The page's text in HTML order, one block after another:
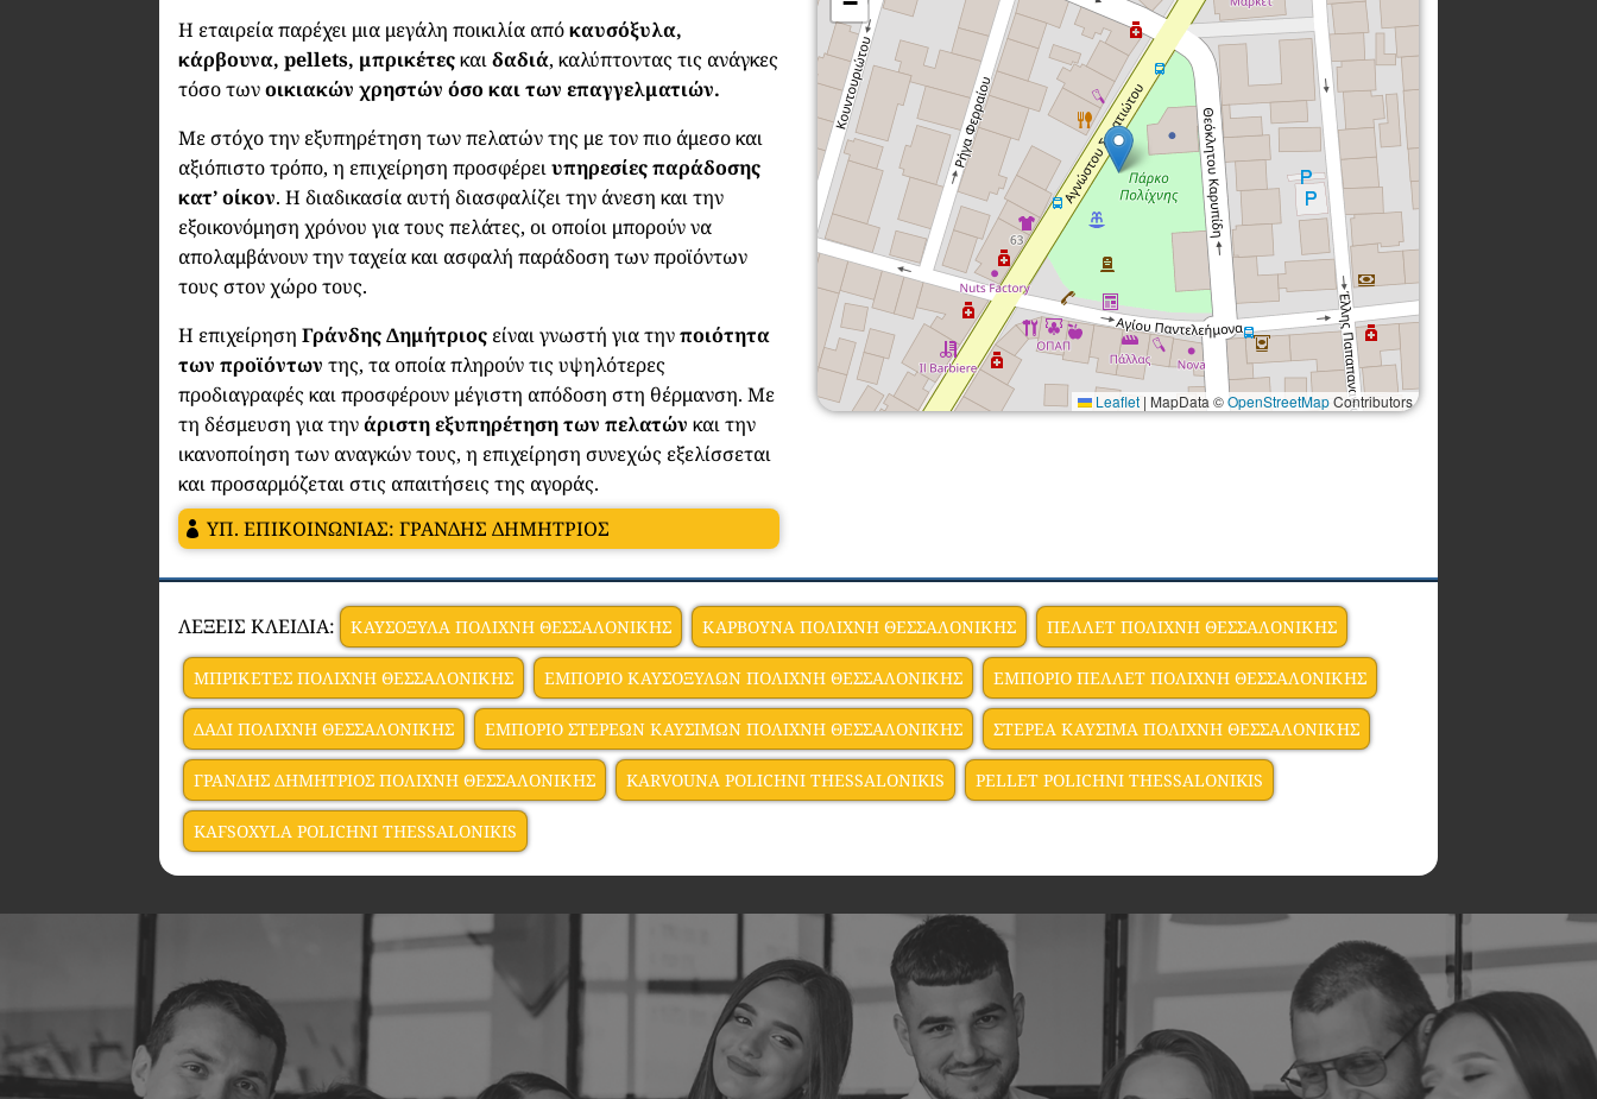
Η εταιρεία παρέχει μια μεγάλη ποικιλία απόκαυσόξυλα,
κάρβουνα, pellets, μπρικέτεςκαιδαδιά, καλύπτοντας τις ανάγκες
τόσο τωνοικιακών χρηστών όσο και των επαγγελματιών.
Με στόχο την εξυπηρέτηση των πελατών της με τον πιο άμεσο και
αξιόπιστο τρόπο, η επιχείρηση προσφέρειυπηρεσίες παράδοσης
κατ’ οίκον. Η διαδικασία αυτή διασφαλίζει την άνεση και την
εξοικονόμηση χρόνου για τους πελάτες, οι οποίοι μπορούν να
απολαμβάνουν την ταχεία και ασφαλή παράδοση των προϊόντων
τους στον χώρο τους.
Η επιχείρησηΓράνδης Δημήτριος είναι γνωστή για τηνποιότητα
των προϊόντων της, τα οποία πληρούν τις υψηλότερες
προδιαγραφές και προσφέρουν μέγιστη απόδοση στη θέρμανση. Με
τη δέσμευση για τηνάριστη εξυπηρέτηση των πελατών και την
ικανοποίηση των αναγκών τους, η επιχείρηση συνεχώς εξελίσσεται
και προσαρμόζεται στις απαιτήσεις της αγοράς.
ΥΠ. ΕΠΙΚΟΙΝΩΝΙΑΣ: ΓΡΑΝΔΗΣ ΔΗΜΗΤΡΙΟΣ
Leaflet | MapData ©OpenStreetMapContributors
ΛΕΞΕΙΣ ΚΛΕΙΔΙΑ: ΚΑΥΣΟΞΥΛΑ ΠΟΛΙΧΝΗ ΘΕΣΣΑΛΟΝΙΚΗΣ ΚΑΡΒΟΥΝΑ ΠΟΛΙΧΝΗ ΘΕΣΣΑΛΟΝΙΚΗΣ ΠΕΛΛΕΤ ΠΟΛΙΧΝΗ ΘΕΣΣΑΛΟΝΙΚΗΣ
ΜΠΡΙΚΕΤΕΣ ΠΟΛΙΧΝΗ ΘΕΣΣΑΛΟΝΙΚΗΣ ΕΜΠΟΡΙΟ ΚΑΥΣΟΞΥΛΩΝ ΠΟΛΙΧΝΗ ΘΕΣΣΑΛΟΝΙΚΗΣ ΕΜΠΟΡΙΟ ΠΕΛΛΕΤ ΠΟΛΙΧΝΗ ΘΕΣΣΑΛΟΝΙΚΗΣ
ΔΑΔΙ ΠΟΛΙΧΝΗ ΘΕΣΣΑΛΟΝΙΚΗΣ ΕΜΠΟΡΙΟ ΣΤΕΡΕΩΝ ΚΑΥΣΙΜΩΝ ΠΟΛΙΧΝΗ ΘΕΣΣΑΛΟΝΙΚΗΣ ΣΤΕΡΕΑ ΚΑΥΣΙΜΑ ΠΟΛΙΧΝΗ ΘΕΣΣΑΛΟΝΙΚΗΣ
ΓΡΑΝΔΗΣ ΔΗΜΗΤΡΙΟΣ ΠΟΛΙΧΝΗ ΘΕΣΣΑΛΟΝΙΚΗΣ KARVOUNA POLICHNI THESSALONIKIS PELLET POLICHNI THESSALONIKIS
KAFSOXYLA POLICHNI THESSALONIKIS